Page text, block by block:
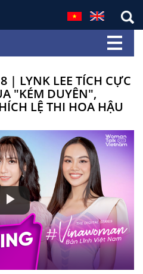
| LYNK LEE TÍCH CỰC
"KÉM DUYÊN",
LỆ THI HOA HẬU
Play
Video